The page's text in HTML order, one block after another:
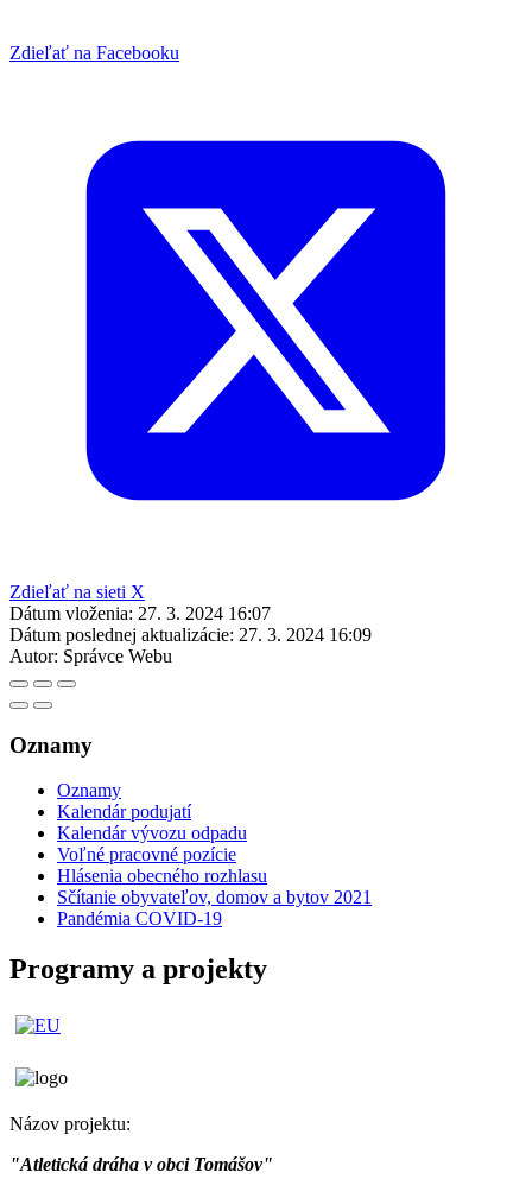
Zdieľať na Facebooku
Zdieľať na sieti X
Dátum vloženia: 27. 3. 2024 16:07
Dátum poslednej aktualizácie: 27. 3. 2024 16:09
Autor: Správce Webu
Oznamy
Oznamy
Kalendár podujatí
Kalendár vývozu odpadu
Voľné pracovné pozície
Hlásenia obecného rozhlasu
Sčítanie obyvateľov, domov a bytov 2021
Pandémia COVID-19
Programy a projekty
Názov projektu:
"Atletická dráha v obci Tomášov"